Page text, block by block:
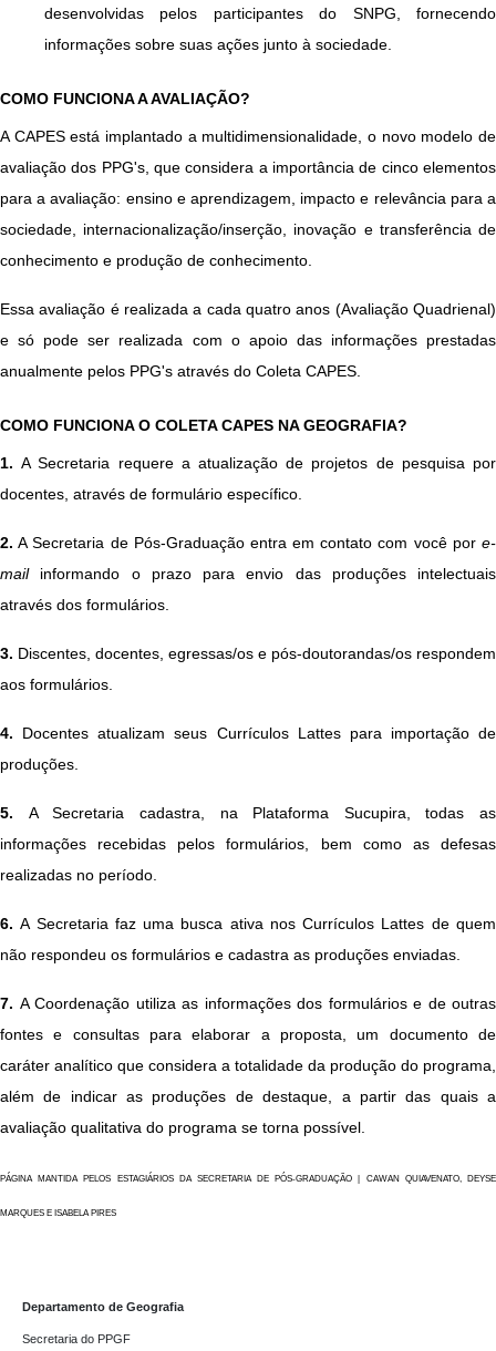
desenvolvidas pelos participantes do SNPG, fornecendo
informações sobre suas ações junto à sociedade.
COMO FUNCIONA A AVALIAÇÃO?
A CAPES está implantado a multidimensionalidade, o novo modelo de
avaliação dos PPG's, que considera a importância de cinco elementos
para a avaliação: ensino e aprendizagem, impacto e relevância para a
sociedade, internacionalização/inserção, inovação e transferência de
conhecimento e produção de conhecimento.
Essa avaliação é realizada a cada quatro anos (Avaliação Quadrienal)
e só pode ser realizada com o apoio das informações prestadas
anualmente pelos PPG's através do Coleta CAPES.
COMO FUNCIONA O COLETA CAPES NA GEOGRAFIA?
1. A Secretaria requere a atualização de projetos de pesquisa por
docentes, através de formulário específico.
2. A Secretaria de Pós-Graduação entra em contato com você por e-
mailinformando o prazo para envio das produções intelectuais
através dos formulários.
3. Discentes, docentes, egressas/os e pós-doutorandas/os respondem
aos formulários.
4. Docentes atualizam seus Currículos Lattes para importação de
produções.
5. A Secretaria cadastra, na Plataforma Sucupira, todas as
informações recebidas pelos formulários, bem como as defesas
realizadas no período.
6. A Secretaria faz uma busca ativa nos Currículos Lattes de quem
não respondeu os formulários e cadastra as produções enviadas.
7. A Coordenação utiliza as informações dos formulários e de outras
fontes e consultas para elaborar a proposta, um documento de
caráter analítico que considera a totalidade da produção do programa,
além de indicar as produções de destaque, a partir das quais a
avaliação qualitativa do programa se torna possível.
PÁGINA MANTIDA PELOS ESTAGIÁRIOS DA SECRETARIA DE PÓS-GRADUAÇÃO | CAWAN QUIAVENATO, DEYSE
MARQUES E ISABELA PIRES
Departamento de Geografia
Secretaria do PPGF